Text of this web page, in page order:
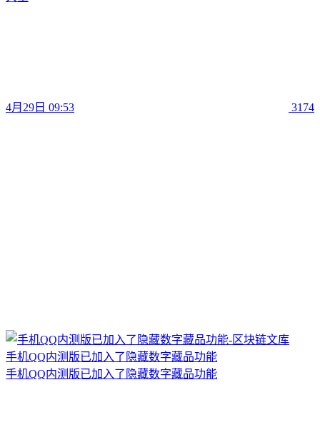
4月29日 09:53 3174
手机QQ内测版已加入了隐藏数字藏品功能
手机QQ内测版已加入了隐藏数字藏品功能